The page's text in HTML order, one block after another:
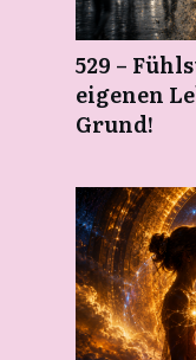
529 –
eigenen
Grund!